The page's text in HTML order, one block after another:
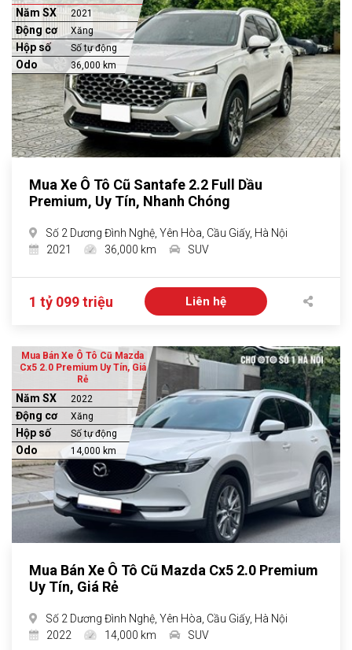
Năm SX 2021
Động cơ Xăng
Hộp số Số tự động
Odo 36,000 km
Mua Xe Ô Tô Cũ Santafe 2.2 Full Dầu
Premium, Uy Tín, Nhanh Chóng
Số 2 Dương Đình Nghệ, Yên Hòa, Cầu Giấy, Hà Nội
2021
36,000 km SUV
1 tỷ 099 triệu Liên hệ
Mua Bán Xe Ô Tô Cũ Mazda
Cx5 2.0 Premium Uy Tín, Giá
Rẻ
Năm SX 2022
Động cơ Xăng
Hộp số Số tự động
Odo 14,000 km
Mua Bán Xe Ô Tô Cũ Mazda Cx5 2.0 Premium
Uy Tín, Giá Rẻ
Số 2 Dương Đình Nghệ, Yên Hòa, Cầu Giấy, Hà Nội
2022
14,000 km SUV